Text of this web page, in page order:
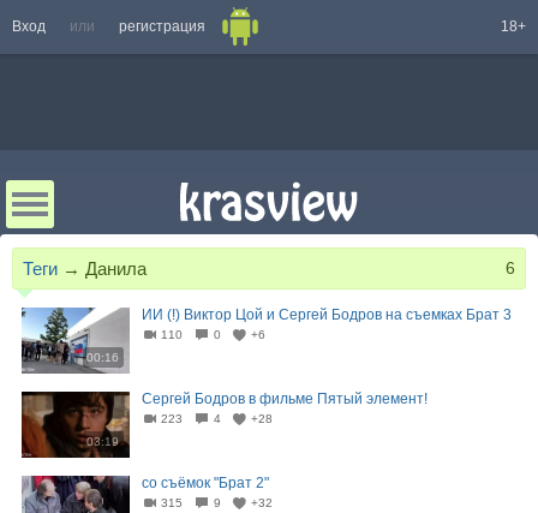
Вход или регистрация 18+
Теги → Данила 6
00:16
ИИ (!) Виктор Цой и Сергей Бодров на съемках Брат 3
110 0 +6
03:19
Сергей Бодров в фильме Пятый элемент!
223 4 +28
со съёмок "Брат 2"
315 9 +32